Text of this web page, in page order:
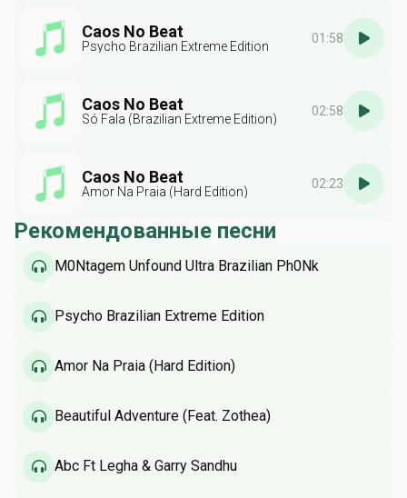
Caos No Beat
Psycho Brazilian Extreme Edition
01:58
Caos No Beat
Só Fala (Brazilian Extreme Edition)
02:58
Caos No Beat
Amor Na Praia (Hard Edition)
02:23
Рекомендованные песни
M0Ntagem Unfound Ultra Brazilian Ph0Nk
Psycho Brazilian Extreme Edition
Amor Na Praia (Hard Edition)
Beautiful Adventure (Feat. Zothea)
Abc Ft Legha & Garry Sandhu